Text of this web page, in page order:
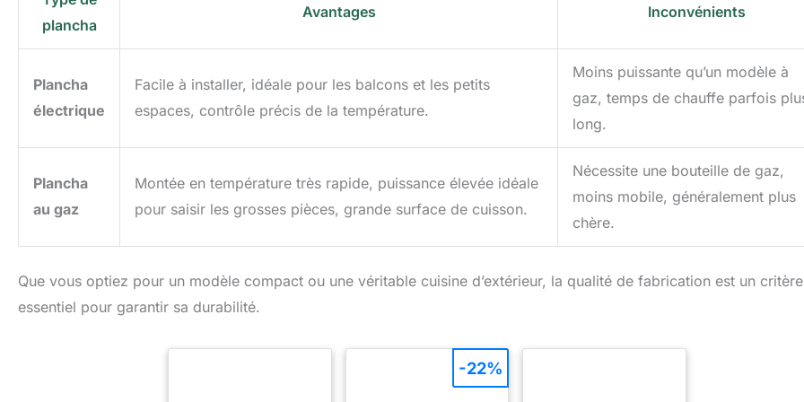
plancha
Avantages Inconvénients
Plancha
électrique
Facile à installer, idéale pour les balcons et les petits
espaces, contrôle précis de la température.
Moins puissante qu’un modèle à
gaz, temps de chauffe parfois
long.
Plancha
au gaz
Montée en température très rapide, puissance élevée idéale
pour saisir les grosses pièces, grande surface de cuisson.
Nécessite une bouteille de gaz,
moins mobile, généralement plus
chère.
Que vous optiez pour un modèle compact ou une véritable cuisine d’extérieur, la qualité de fabrication est un critère
essentiel pour garantir sa durabilité.
-22%